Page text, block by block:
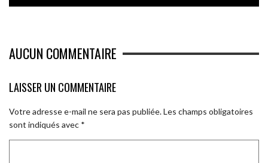
AUCUN COMMENTAIRE
LAISSER UN COMMENTAIRE
Votre adresse e-mail ne sera pas publiée.Les champs obligatoires
sont indiqués avec *